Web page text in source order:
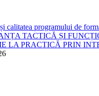
calitatea programului de
TACTICĂ ȘI
LA PRACTICĂ PRIN